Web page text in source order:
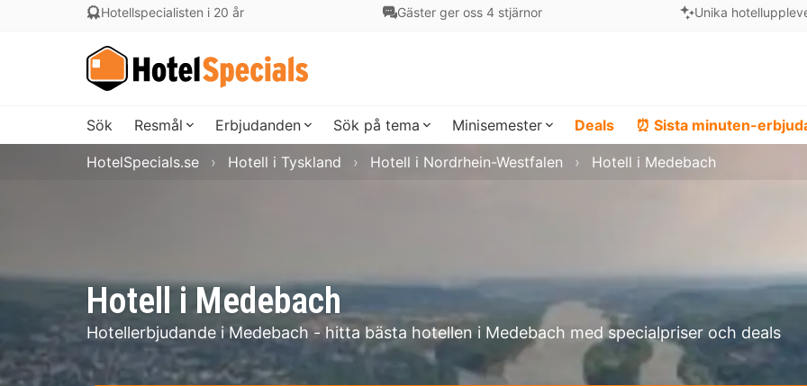
Hotellspecialisten i 20 år Gäster ger oss 4 stjärnor Unika
Sök Resmål Erbjudanden Sök på tema Minisemester Deals ⏰ Sista minuten-
Hotell i Medebach
Hotellerbjudande i Medebach - hitta bästa hotellen i Medebach med specialpriser och deals
HotelSpecials.se Hotell i Tyskland Hotell i Nordrhein-Westfalen Hotell i Medebach